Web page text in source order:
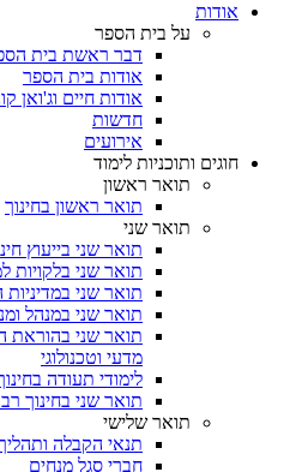
אודות
על בית הספר
דבר ראשת בית
אודות בית הספר
אודות חיים וג'ואן
חדשות
אירועים
חוגים ותוכניות לימוד
תואר ראשון
תואר ראשון בחינוך
תואר שני
תואר שני בייעוץ
תואר שני בלקויות
תואר שני במדיניות
תואר שני במנהל
תואר שני בהוראת
מדעי וטכנולוגי
לימודי תעודה
תואר שני בחינוך רב
תואר שלישי
תנאי הקבלה
חברי סגל מנחים